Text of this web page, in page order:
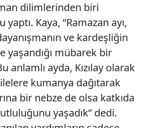
dilimlerinden biri
Kaya, “Ramazan ayı,
ve kardeşliğin
yaşandığı mübarek bir
anlamlı ayda, Kızılay olarak
kumanya dağıtarak
bir nebze de olsa katkıda
yaşadık” dedi.